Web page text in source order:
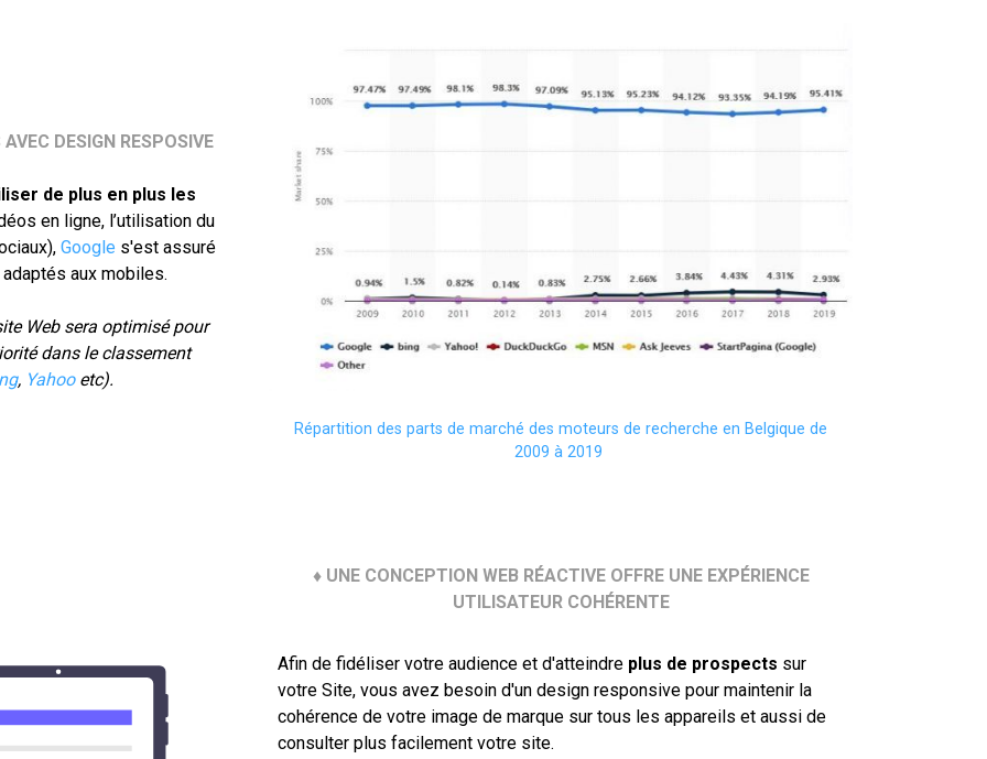
DESIGN RESPOSIVE
de plus en plus les
en ligne, l’utilisation du
Google s'est assuré
aux mobiles.
Web sera optimisé pour
dans le classement
, Yahooetc).
Répartition des parts de marché des moteurs de recherche en Belgique de
2009 à 2019
♦ UNE CONCEPTION WEB RÉACTIVE OFFRE UNE EXPÉRIENCE
UTILISATEUR COHÉRENTE
Afin de fidéliser votre audience et d'atteindre plus de prospects sur
votre Site, vous avez besoin d'un design responsive pour maintenir la
cohérence de votre image de marque sur tous les appareils et aussi de
consulter plus facilement votre site.